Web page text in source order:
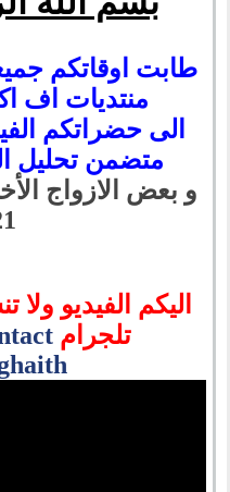
طابت اوقاتكم
منتديات اف
متضمن تحليل
اليكم الفيديو ولا
تلجرام